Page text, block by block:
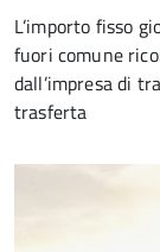
L’importo fisso
fuori comune
dall’impresa di
trasferta